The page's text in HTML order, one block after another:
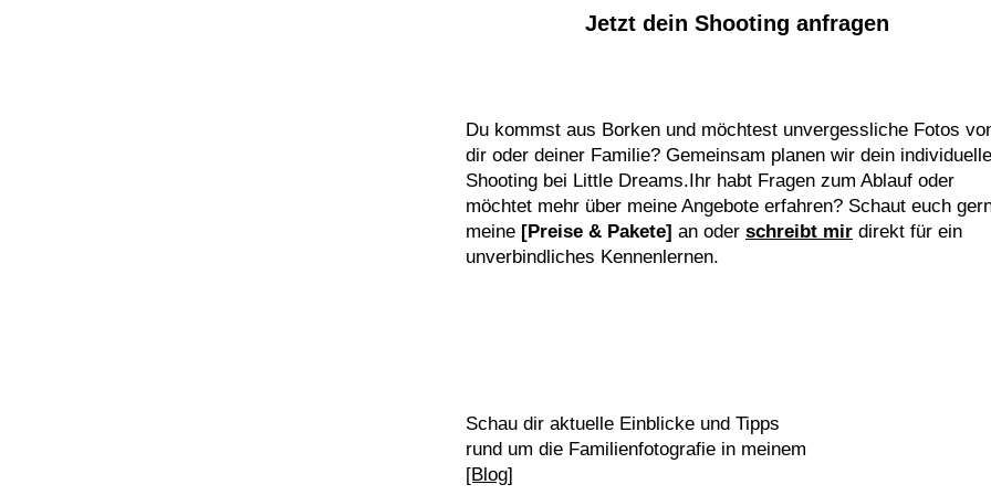
Jetzt dein Shooting anfragen
Du kommst aus Borken und möchtest unvergessliche Fotos
dir oder deiner Familie? Gemeinsam planen wir dein
Shooting bei Little Dreams.Ihr habt Fragen zum Ablauf oder
möchtet mehr über meine Angebote erfahren? Schaut euch
meine [Preise & Pakete] an oder schreibt mir direkt für ein
unverbindliches Kennenlernen.
Schau dir aktuelle Einblicke und Tipps
rund um die Familienfotografie in meinem
[Blog]